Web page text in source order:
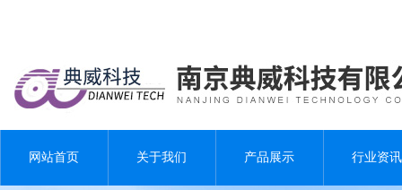
网站首页 关于我们 产品展示 行业资讯